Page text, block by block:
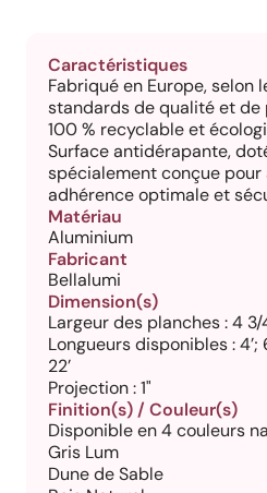
Caractéristiques
Fabriqué en Europe, selon
standards de qualité et de
100 % recyclable et
Surface antidérapante,
spécialement conçue pour
adhérence optimale et
Matériau
Aluminium
Fabricant
Bellalumi
Dimension(s)
Largeur des planches : 4 3/
Longueurs disponibles : 4’; 6’;
22’
Projection : 1"
Finition(s) / Couleur(s)
Disponible en 4 couleurs
Gris Lum
Dune de Sable